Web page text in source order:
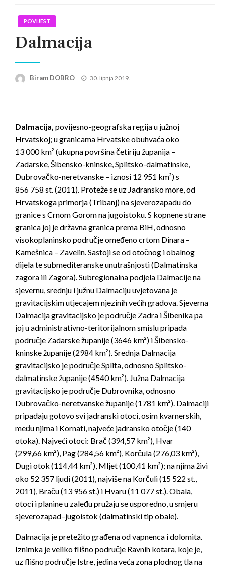
POVIJEST
Dalmacija
Biram DOBRO
Posted
30. lipnja 2019.
Dalmacija, povijesno-geografska regija u južnoj
Hrvatskoj; u granicama Hrvatske obuhvaća oko
13 000 km² (ukupna površina četiriju županija –
Zadarske, Šibensko-kninske, Splitsko-dalmatinske,
Dubrovačko-neretvanske – iznosi 12 951 km²) s
856 758 st. (2011). Proteže se uz Jadransko more, od
Hrvatskoga primorja (Tribanj) na sjeverozapadu do
granice s Crnom Gorom na jugoistoku. S kopnene strane
granica joj je državna granica prema BiH, odnosno
visokoplaninsko područje omeđeno crtom Dinara –
Kamešnica – Zavelin. Sastoji se od otočnog i obalnog
dijela te submediteranske unutrašnjosti (Dalmatinska
zagora ili Zagora). Subregionalna podjela Dalmacije na
sjevernu, srednju i južnu Dalmaciju uvjetovana je
gravitacijskim utjecajem njezinih većih gradova. Sjeverna
Dalmacija gravitacijsko je područje Zadra i Šibenika pa
joj u administrativno-teritorijalnom smislu pripada
područje Zadarske županije (3646 km²) i Šibensko-
kninske županije (2984 km²). Srednja Dalmacija
gravitacijsko je područje Splita, odnosno Splitsko-
dalmatinske županije (4540 km²). Južna Dalmacija
gravitacijsko je područje Dubrovnika, odnosno
Dubrovačko-neretvanske županije (1781 km²). Dalmaciji
pripadaju gotovo svi jadranski otoci, osim kvarnerskih,
među njima i Kornati, najveće jadransko otočje (140
otoka). Najveći otoci: Brač (394,57 km²), Hvar
(299,66 km²), Pag (284,56 km²), Korčula (276,03 km²),
Dugi otok (114,44 km²), Mljet (100,41 km²); na njima živi
oko 52 357 ljudi (2011), najviše na Korčuli (15 522 st.,
2011), Braču (13 956 st.) i Hvaru (11 077 st.). Obala,
otoci i planine u zaleđu pružaju se usporedno, u smjeru
sjeverozapad–jugoistok (dalmatinski tip obale).
Dalmacija je pretežito građena od vapnenca i dolomita.
Iznimka je veliko flišno područje Ravnih kotara, koje je,
uz flišno područje Istre, jedina veća zona plodnog tla na